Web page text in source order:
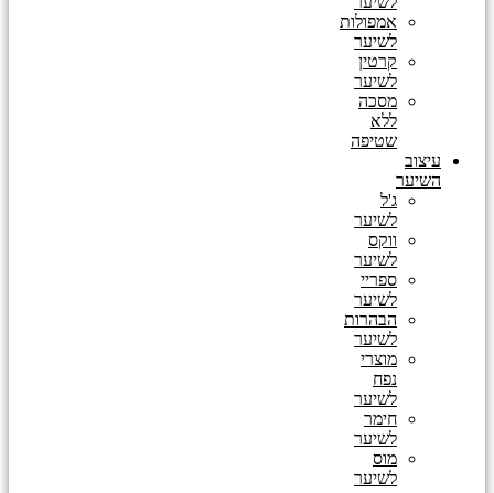
אמפולות
לשיער
קרטין
לשיער
מסכה
ללא
שטיפה
עיצוב
השיער
ג'ל
לשיער
ווקס
לשיער
ספריי
לשיער
הבהרות
לשיער
מוצרי
נפח
לשיער
חימר
לשיער
מוס
לשיער